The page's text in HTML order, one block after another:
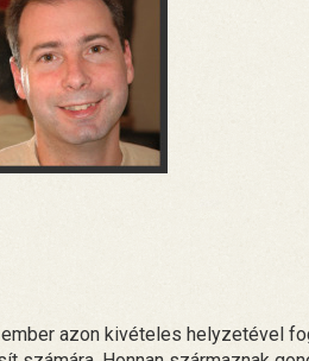
azon kivételes helyzetével